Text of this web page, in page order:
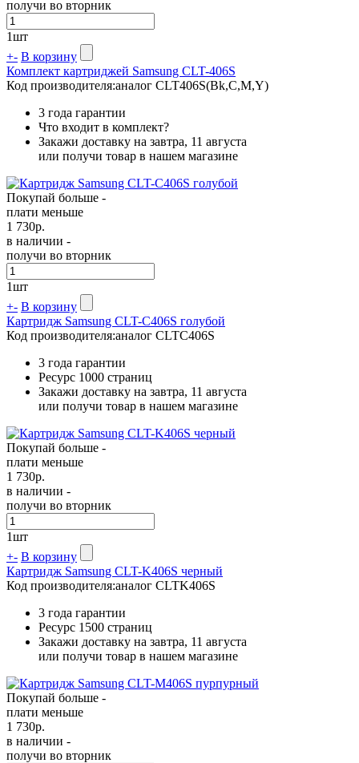
получи во вторник
1шт
+- В корзину
Комплект картриджей Samsung CLT-406S
Код производителя:аналог CLT406S(Bk,C,M,Y)
3 года гарантии
Что входит в комплект?
Закажи доставку на завтра, 11 августа
или получи товар в нашем магазине
Покупай больше -
плати меньше
1 730р.
в наличии -
получи во вторник
1шт
+- В корзину
Картридж Samsung CLT-C406S голубой
Код производителя:аналог CLTC406S
3 года гарантии
Ресурс 1000 страниц
Закажи доставку на завтра, 11 августа
или получи товар в нашем магазине
Покупай больше -
плати меньше
1 730р.
в наличии -
получи во вторник
1шт
+- В корзину
Картридж Samsung CLT-K406S черный
Код производителя:аналог CLTK406S
3 года гарантии
Ресурс 1500 страниц
Закажи доставку на завтра, 11 августа
или получи товар в нашем магазине
Покупай больше -
плати меньше
1 730р.
в наличии -
получи во вторник